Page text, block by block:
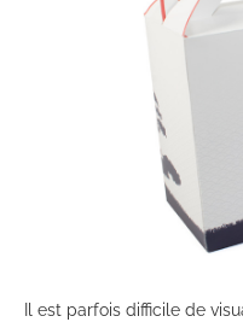
Il est parfois difficile de